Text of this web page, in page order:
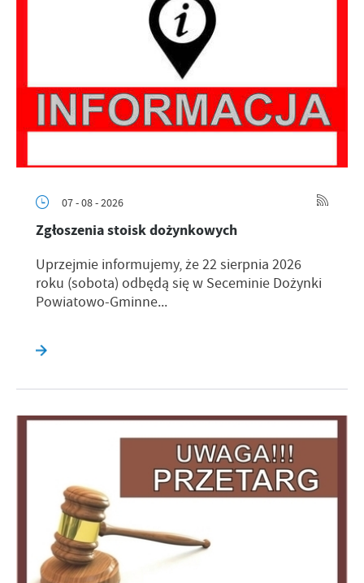
07 - 08 - 2026
Zgłoszenia stoisk dożynkowych
Uprzejmie informujemy, że 22 sierpnia 2026
roku (sobota) odbędą się w Seceminie Dożynki
Powiatowo-Gminne...